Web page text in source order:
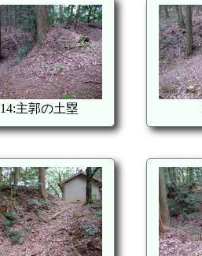
14:主郭の土塁